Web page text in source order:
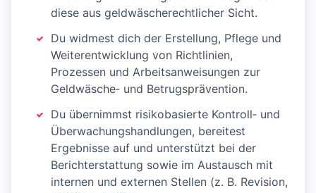
diese aus geldwäscherechtlicher Sicht.
Du widmest dich der Erstellung, Pflege und
Weiterentwicklung von Richtlinien,
Prozessen und Arbeitsanweisungen zur
Geldwäsche‑ und Betrugsprävention.
Du übernimmst risikobasierte Kontroll‑ und
Überwachungshandlungen, bereitest
Ergebnisse auf und unterstützt bei der
Berichterstattung sowie im Austausch mit
internen und externen Stellen (z. B. Revision,